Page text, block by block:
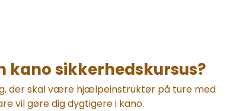
kano sikkerhedskursus?
der skal være hjælpeinstruktør på ture med
vil gøre dig dygtigere i kano.